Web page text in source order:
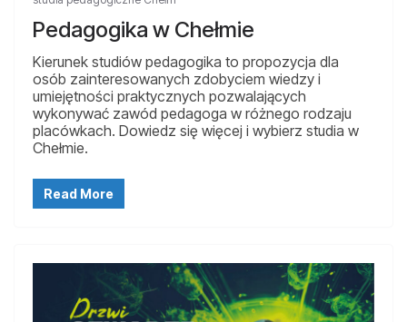
Pedagogika w Chełmie
Kierunek studiów pedagogika to propozycja dla
osób zainteresowanych zdobyciem wiedzy i
umiejętności praktycznych pozwalających
wykonywać zawód pedagoga w różnego rodzaju
placówkach. Dowiedz się więcej i wybierz studia w
Chełmie.
Read More